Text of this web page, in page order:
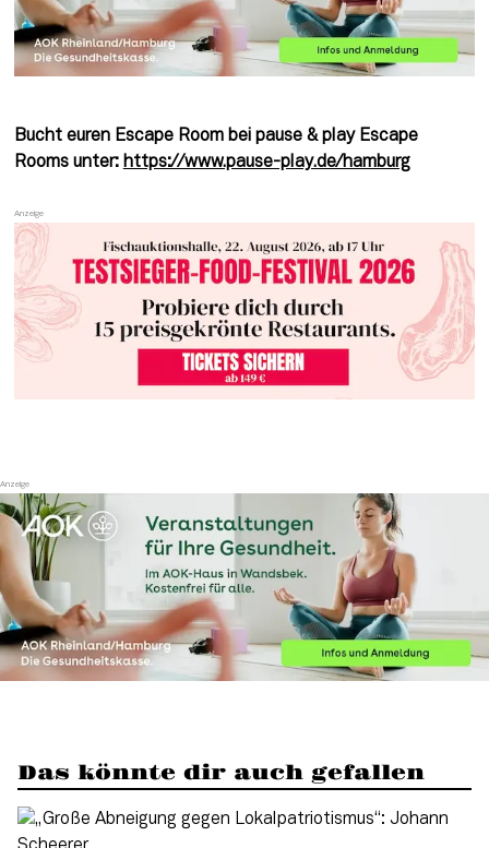
Bucht euren Escape Room bei pause & play Escape
Rooms unter: https://www.pause-play.de/hamburg
Das könnte dir auch gefallen